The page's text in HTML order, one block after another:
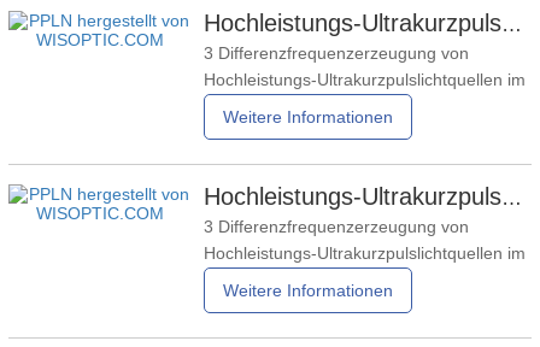
Ultrakurzpulse im mittleren Infrarotbereich
Um einen abstimmbaren,
hochenergetischen Ultrakurzpuls im
mittleren
Hochleistungs-Ultrakurzpulsquellen im mittleren Infrarotbereich bei 2 – 5 μm basierend auf einer Quelle mit zwei Wellenlängen – Teil 8
3 Differenzfrequenzerzeugung von
Hochleistungs-Ultrakurzpulslichtquellen im
Differenzfrequenzerzeugung zur
Pulse im mittleren Infrarotbereich bei 3MM
Die Zeitverzögerungsleitung wurde so
eingestellt, dass Pumpimpuls und
Signalimpuls
Weitere Informationen
Hochleistungs-Ultrakurzpulsquellen im mittleren Infrarotbereich bei 2 – 5 μm basierend auf einer Quelle mit zwei Wellenlängen – Teil 7
3 Differenzfrequenzerzeugung von
Hochleistungs-Ultrakurzpulslichtquellen im
Differenzfrequenzerzeugung zur
Weitere Informationen